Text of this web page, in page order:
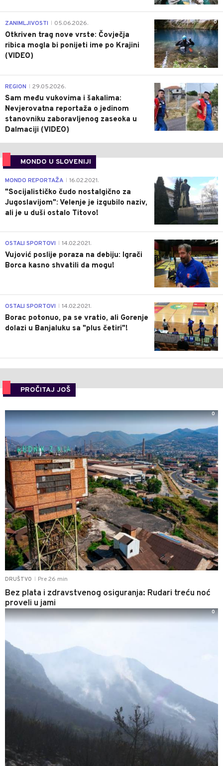
0
ZANIMLJIVOSTI 05.06.2026.
Otkriven trag nove vrste: Čovječja
ribica mogla bi ponijeti ime po Krajini
(VIDEO)
0
REGION 29.05.2026.
Sam među vukovima i šakalima:
Nevjerovatna reportaža o jedinom
stanovniku zaboravljenog zaseoka u
Dalmaciji (VIDEO)
MONDO U SLOVENIJI
4
MONDO REPORTAŽA 16.02.2021.
"Socijalističko čudo nostalgično za
Jugoslavijom": Velenje je izgubilo naziv,
ali je u duši ostalo Titovo!
1
OSTALI SPORTOVI 14.02.2021.
Vujović poslije poraza na debiju: Igrači
Borca kasno shvatili da mogu!
3
OSTALI SPORTOVI 14.02.2021.
Borac potonuo, pa se vratio, ali Gorenje
dolazi u Banjaluku sa "plus četiri"!
PROČITAJ JOŠ
DRUŠTVO Pre 26 min
Bez plata i zdravstvenog osiguranja: Rudari treću noć
proveli u jami
0
0